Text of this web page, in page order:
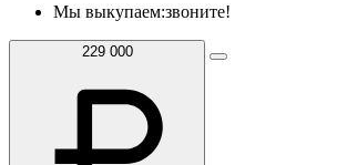
Мы выкупаем:звоните!
229 000